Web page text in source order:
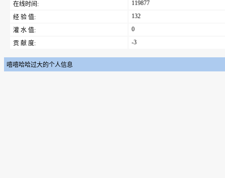
在线时间:
119877
经 验 值:
132
灌 水 值:
0
贡 献 度:
-3
嘻嘻哈哈过大的个人信息